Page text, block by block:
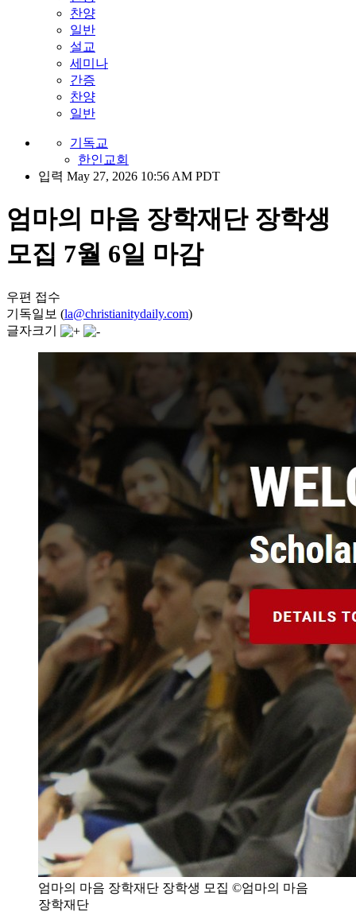
찬양
일반
설교
세미나
간증
찬양
일반
기독교
한인교회
입력 May 27, 2026 10:56 AM PDT
엄마의 마음 장학재단 장학생
모집 7월 6일 마감
우편 접수
기독일보 (la@christianitydaily.com)
글자크기
엄마의 마음 장학재단 장학생 모집 ©엄마의 마음
장학재단